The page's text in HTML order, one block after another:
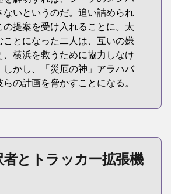
ないというのだ。追い詰められ
の提案を受け入れることに。太
とになった二人は、互いの嫌
横浜を救うために協力しなけ
かし、「災厄の神」アラハバ
の計画を脅かすことになる。
とトラッカー拡張機